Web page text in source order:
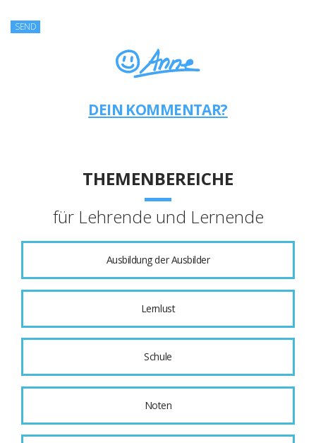
DEIN KOMMENTAR?
THEMENBEREICHE
für Lehrende und Lernende
Ausbildung der Ausbilder
Lernlust
Schule
Noten